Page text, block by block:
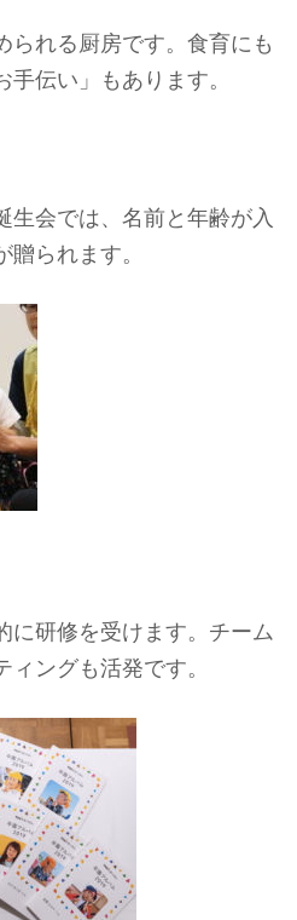
られる厨房です。食育にも
伝い」もあります。
生会では、名前と年齢が入
られます。
に研修を受けます。チーム
ングも活発です。